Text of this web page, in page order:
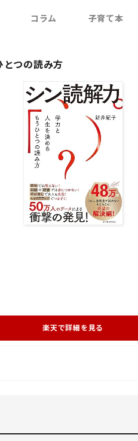
コラム 子育て本
つの読み方
楽天で詳細を見る